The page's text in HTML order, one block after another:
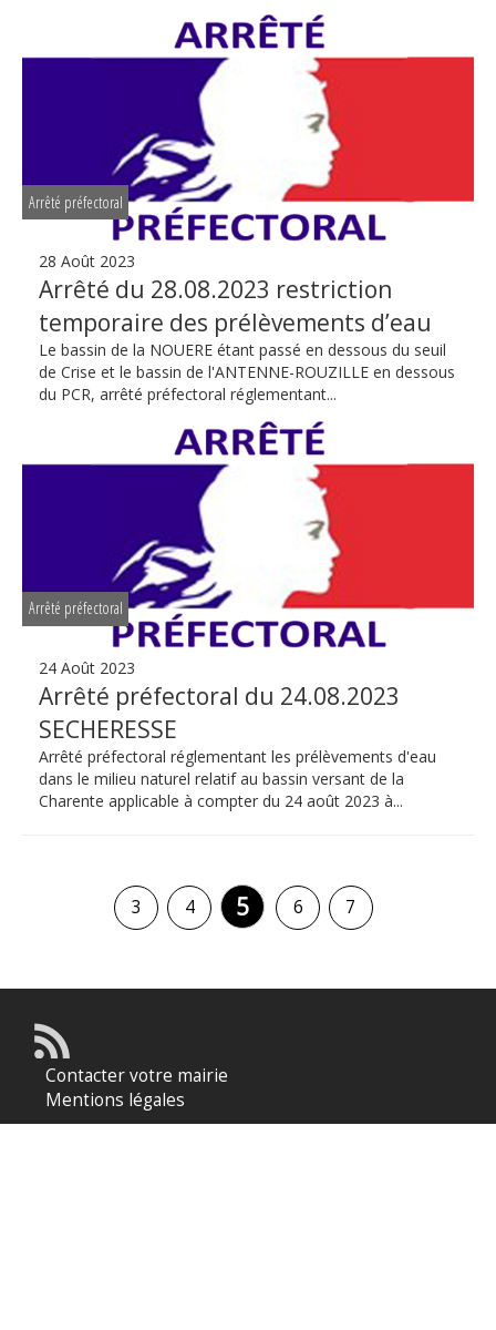
Arrêté préfectoral
28 Août 2023
Arrêté du 28.08.2023 restriction
temporaire des prélèvements d’eau
Le bassin de la NOUERE étant passé en dessous du seuil
de Crise et le bassin de l'ANTENNE-ROUZILLE en dessous
du PCR, arrêté préfectoral réglementant...
Arrêté préfectoral
24 Août 2023
Arrêté préfectoral du 24.08.2023
SECHERESSE
Arrêté préfectoral réglementant les prélèvements d'eau
dans le milieu naturel relatif au bassin versant de la
Charente applicable à compter du 24 août 2023 à...
3 4 5 6 7
Contacter votre mairie
Mentions légales